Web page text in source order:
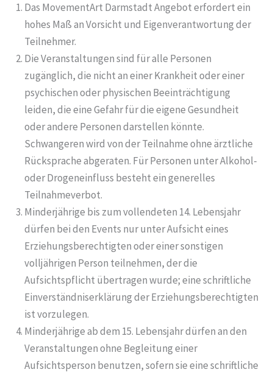
Das MovementArt Darmstadt Angebot erfordert ein
hohes Maß an Vorsicht und Eigenverantwortung der
Teilnehmer.
Die Veranstaltungen sind für alle Personen
zugänglich, die nicht an einer Krankheit oder einer
psychischen oder physischen Beeinträchtigung
leiden, die eine Gefahr für die eigene Gesundheit
oder andere Personen darstellen könnte.
Schwangeren wird von der Teilnahme ohne ärztliche
Rücksprache abgeraten. Für Personen unter Alkohol-
oder Drogeneinfluss besteht ein generelles
Teilnahmeverbot.
Minderjährige bis zum vollendeten 14. Lebensjahr
dürfen bei den Events nur unter Aufsicht eines
Erziehungsberechtigten oder einer sonstigen
volljährigen Person teilnehmen, der die
Aufsichtspflicht übertragen wurde; eine schriftliche
Einverständniserklärung der Erziehungsberechtigten
ist vorzulegen.
Minderjährige ab dem 15. Lebensjahr dürfen an den
Veranstaltungen ohne Begleitung einer
Aufsichtsperson benutzen, sofern sie eine schriftliche